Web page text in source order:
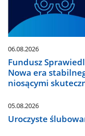
06.08.2026
Fundusz
Nowa era
niosącymi
05.08.2026
Uroczyste